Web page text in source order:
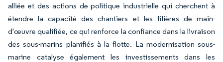
alliée et des actions de politique industrielle qui cherchent à
étendre la capacité des chantiers et les filières de main-
d'œuvre qualifiée, ce qui renforce la confiance dans la livraison
des sous-marins planifiés à la flotte. La modernisation sous-
marine catalyse également les investissements dans les